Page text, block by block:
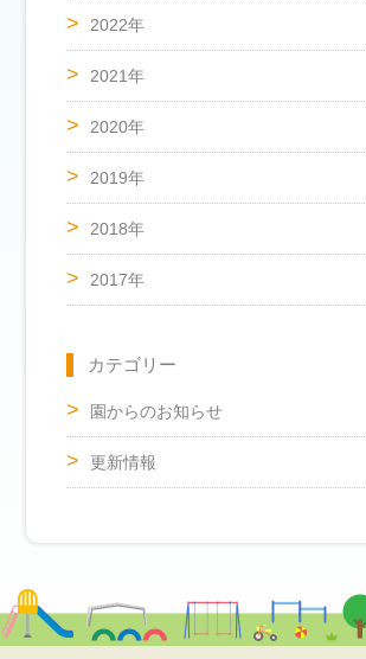
2022年
2021年
2020年
2019年
2018年
2017年
カテゴリー
園からのお知らせ
更新情報